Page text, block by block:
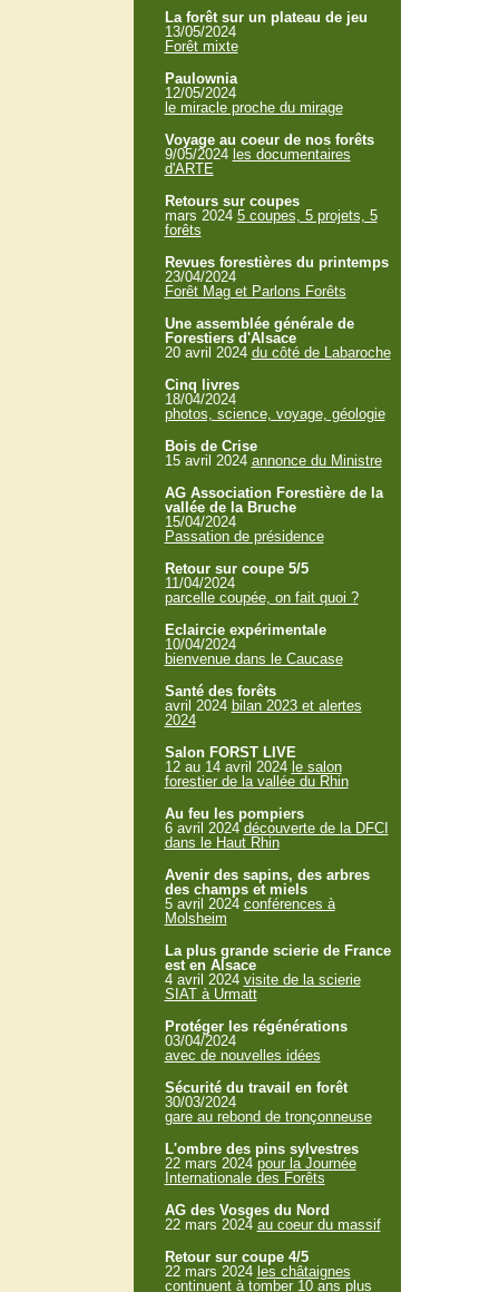
La forêt sur un plateau de jeu
13/05/2024
Forêt mixte
Paulownia
12/05/2024
le miracle proche du mirage
Voyage au coeur de nos forêts
9/05/2024 les documentaires
d'ARTE
Retours sur coupes
mars 2024 5 coupes, 5 projets, 5
forêts
Revues forestières du printemps
23/04/2024
Forêt Mag et Parlons Forêts
Une assemblée générale de
Forestiers d'Alsace
20 avril 2024 du côté de Labaroche
Cinq livres
18/04/2024
photos, science, voyage, géologie
Bois de Crise
15 avril 2024 annonce du Ministre
AG Association Forestière de la
vallée de la Bruche
15/04/2024
Passation de présidence
Retour sur coupe 5/5
11/04/2024
parcelle coupée, on fait quoi ?
Eclaircie expérimentale
10/04/2024
bienvenue dans le Caucase
Santé des forêts
avril 2024 bilan 2023 et alertes
2024
Salon FORST LIVE
12 au 14 avril 2024 le salon
forestier de la vallée du Rhin
Au feu les pompiers
6 avril 2024 découverte de la DFCI
dans le Haut Rhin
Avenir des sapins, des arbres
des champs et miels
5 avril 2024 conférences à
Molsheim
La plus grande scierie de France
est en Alsace
4 avril 2024 visite de la scierie
SIAT à Urmatt
Protéger les régénérations
03/04/2024
avec de nouvelles idées
Sécurité du travail en forêt
30/03/2024
gare au rebond de tronçonneuse
L'ombre des pins sylvestres
22 mars 2024 pour la Journée
Internationale des Forêts
AG des Vosges du Nord
22 mars 2024 au coeur du massif
Retour sur coupe 4/5
22 mars 2024 les châtaignes
continuent à tomber 10 ans plus